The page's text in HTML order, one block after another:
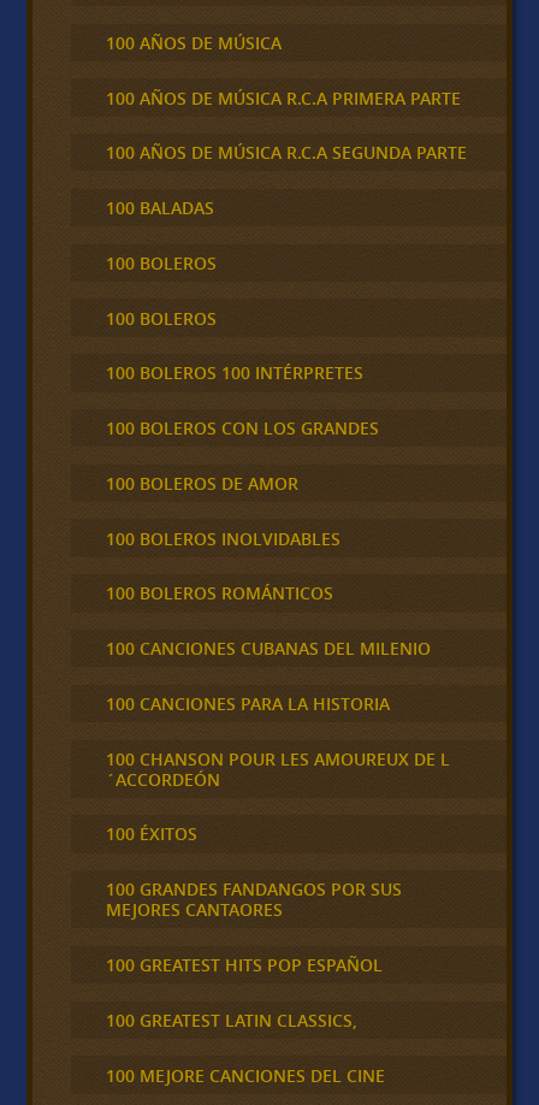
100 AÑOS DE MÚSICA
100 AÑOS DE MÚSICA R.C.A PRIMERA PARTE
100 AÑOS DE MÚSICA R.C.A SEGUNDA PARTE
100 BALADAS
100 BOLEROS
100 BOLEROS
100 BOLEROS 100 INTÉRPRETES
100 BOLEROS CON LOS GRANDES
100 BOLEROS DE AMOR
100 BOLEROS INOLVIDABLES
100 BOLEROS ROMÁNTICOS
100 CANCIONES CUBANAS DEL MILENIO
100 CANCIONES PARA LA HISTORIA
100 CHANSON POUR LES AMOUREUX DE L
´ACCORDEÓN
100 ÉXITOS
100 GRANDES FANDANGOS POR SUS
MEJORES CANTAORES
100 GREATEST HITS POP ESPAÑOL
100 GREATEST LATIN CLASSICS,
100 MEJORE CANCIONES DEL CINE